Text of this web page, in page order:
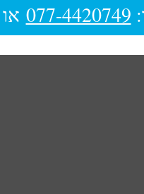
077-4420749